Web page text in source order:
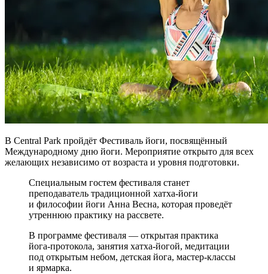
В Central Park пройдёт Фестиваль йоги, посвящённый
Международному дню йоги. Мероприятие открыто для всех
желающих независимо от возраста и уровня подготовки.
Специальным гостем фестиваля станет
преподаватель традиционной хатха-йоги
и философии йоги Анна Весна, которая проведёт
утреннюю практику на рассвете.
В программе фестиваля — открытая практика
йога-протокола, занятия хатха-йогой, медитации
под открытым небом, детская йога, мастер-классы
и ярмарка.